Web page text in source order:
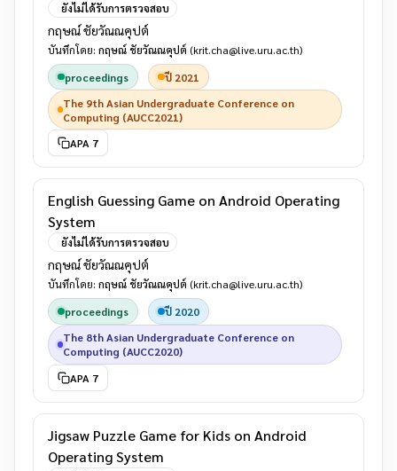
ยังไม่ได้รับการตรวจสอบ
กฤษณ์ ชัยวัณณคุปต์
บันทึกโดย: กฤษณ์ ชัยวัณณคุปต์ (krit.cha@live.uru.ac.th)
proceedings
ปี 2021
The 9th Asian Undergraduate Conference on
Computing (AUCC2021)
APA 7
English Guessing Game on Android Operating
System
ยังไม่ได้รับการตรวจสอบ
กฤษณ์ ชัยวัณณคุปต์
บันทึกโดย: กฤษณ์ ชัยวัณณคุปต์ (krit.cha@live.uru.ac.th)
proceedings
ปี 2020
The 8th Asian Undergraduate Conference on
Computing (AUCC2020)
APA 7
Jigsaw Puzzle Game for Kids on Android
Operating System